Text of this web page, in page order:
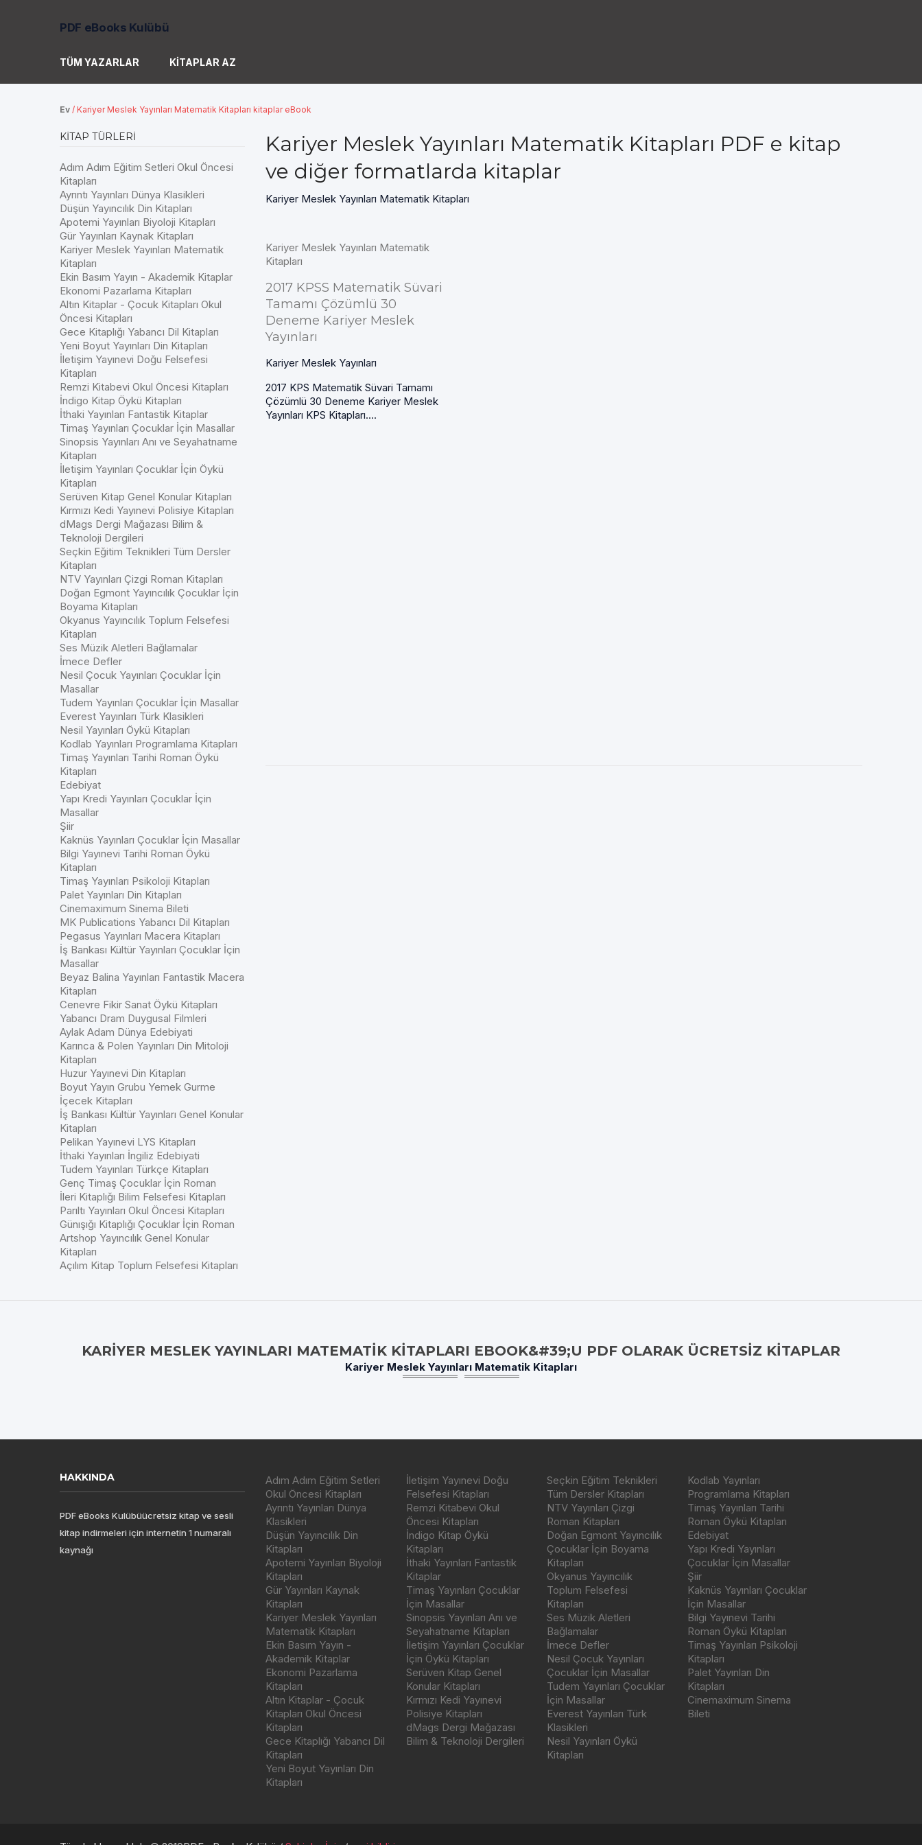
PDF eBooks Kulübü
TÜM YAZARLAR KITAPLAR AZ
Ev / Kariyer Meslek Yayınları Matematik Kitapları kitaplar eBook
KITAP TÜRLERI
Adım Adım Eğitim Setleri Okul Öncesi
Kitapları
Ayrıntı Yayınları Dünya Klasikleri
Düşün Yayıncılık Din Kitapları
Apotemi Yayınları Biyoloji Kitapları
Gür Yayınları Kaynak Kitapları
Kariyer Meslek Yayınları Matematik
Kitapları
Ekin Basım Yayın - Akademik Kitaplar
Ekonomi Pazarlama Kitapları
Altın Kitaplar - Çocuk Kitapları Okul
Öncesi Kitapları
Gece Kitaplığı Yabancı Dil Kitapları
Yeni Boyut Yayınları Din Kitapları
İletişim Yayınevi Doğu Felsefesi
Kitapları
Remzi Kitabevi Okul Öncesi Kitapları
İndigo Kitap Öykü Kitapları
İthaki Yayınları Fantastik Kitaplar
Timaş Yayınları Çocuklar İçin Masallar
Sinopsis Yayınları Anı ve Seyahatname
Kitapları
İletişim Yayınları Çocuklar İçin Öykü
Kitapları
Serüven Kitap Genel Konular Kitapları
Kırmızı Kedi Yayınevi Polisiye Kitapları
dMags Dergi Mağazası Bilim &
Teknoloji Dergileri
Seçkin Eğitim Teknikleri Tüm Dersler
Kitapları
NTV Yayınları Çizgi Roman Kitapları
Doğan Egmont Yayıncılık Çocuklar İçin
Boyama Kitapları
Okyanus Yayıncılık Toplum Felsefesi
Kitapları
Ses Müzik Aletleri Bağlamalar
İmece Defler
Nesil Çocuk Yayınları Çocuklar İçin
Masallar
Tudem Yayınları Çocuklar İçin Masallar
Everest Yayınları Türk Klasikleri
Nesil Yayınları Öykü Kitapları
Kodlab Yayınları Programlama Kitapları
Timaş Yayınları Tarihi Roman Öykü
Kitapları
Edebiyat
Yapı Kredi Yayınları Çocuklar İçin
Masallar
Şiir
Kaknüs Yayınları Çocuklar İçin Masallar
Bilgi Yayınevi Tarihi Roman Öykü
Kitapları
Timaş Yayınları Psikoloji Kitapları
Palet Yayınları Din Kitapları
Cinemaximum Sinema Bileti
MK Publications Yabancı Dil Kitapları
Pegasus Yayınları Macera Kitapları
İş Bankası Kültür Yayınları Çocuklar İçin
Masallar
Beyaz Balina Yayınları Fantastik Macera
Kitapları
Cenevre Fikir Sanat Öykü Kitapları
Yabancı Dram Duygusal Filmleri
Aylak Adam Dünya Edebiyati
Karınca & Polen Yayınları Din Mitoloji
Kitapları
Huzur Yayınevi Din Kitapları
Boyut Yayın Grubu Yemek Gurme
İçecek Kitapları
İş Bankası Kültür Yayınları Genel Konular
Kitapları
Pelikan Yayınevi LYS Kitapları
İthaki Yayınları İngiliz Edebiyati
Tudem Yayınları Türkçe Kitapları
Genç Timaş Çocuklar İçin Roman
İleri Kitaplığı Bilim Felsefesi Kitapları
Parıltı Yayınları Okul Öncesi Kitapları
Günışığı Kitaplığı Çocuklar İçin Roman
Artshop Yayıncılık Genel Konular
Kitapları
Açılım Kitap Toplum Felsefesi Kitapları
Kariyer Meslek Yayınları Matematik Kitapları PDF e kitap
ve diğer formatlarda kitaplar
Kariyer Meslek Yayınları Matematik Kitapları
Kariyer Meslek Yayınları Matematik
Kitapları
2017 KPSS Matematik Süvari
Tamamı Çözümlü 30
Deneme Kariyer Meslek
Yayınları
Kariyer Meslek Yayınları
2017 KPS Matematik Süvari Tamamı
Çözümlü 30 Deneme Kariyer Meslek
Yayınları KPS Kitapları....
KARIYER MESLEK YAYINLARI MATEMATIK KITAPLARI EBOOK&#39;U PDF OLARAK ÜCRETSIZ KITAPLAR
Kariyer Meslek Yayınları Matematik Kitapları
HAKKINDA
PDF eBooks Kulübüücretsiz kitap ve sesli
kitap indirmeleri için internetin 1 numaralı
kaynağı
Adım Adım Eğitim Setleri
Okul Öncesi Kitapları
Ayrıntı Yayınları Dünya
Klasikleri
Düşün Yayıncılık Din
Kitapları
Apotemi Yayınları Biyoloji
Kitapları
Gür Yayınları Kaynak
Kitapları
Kariyer Meslek Yayınları
Matematik Kitapları
Ekin Basım Yayın -
Akademik Kitaplar
Ekonomi Pazarlama
Kitapları
Altın Kitaplar - Çocuk
Kitapları Okul Öncesi
Kitapları
Gece Kitaplığı Yabancı Dil
Kitapları
Yeni Boyut Yayınları Din
Kitapları
İletişim Yayınevi Doğu
Felsefesi Kitapları
Remzi Kitabevi Okul
Öncesi Kitapları
İndigo Kitap Öykü
Kitapları
İthaki Yayınları Fantastik
Kitaplar
Timaş Yayınları Çocuklar
İçin Masallar
Sinopsis Yayınları Anı ve
Seyahatname Kitapları
İletişim Yayınları Çocuklar
İçin Öykü Kitapları
Serüven Kitap Genel
Konular Kitapları
Kırmızı Kedi Yayınevi
Polisiye Kitapları
dMags Dergi Mağazası
Bilim & Teknoloji Dergileri
Seçkin Eğitim Teknikleri
Tüm Dersler Kitapları
NTV Yayınları Çizgi
Roman Kitapları
Doğan Egmont Yayıncılık
Çocuklar İçin Boyama
Kitapları
Okyanus Yayıncılık
Toplum Felsefesi
Kitapları
Ses Müzik Aletleri
Bağlamalar
İmece Defler
Nesil Çocuk Yayınları
Çocuklar İçin Masallar
Tudem Yayınları Çocuklar
İçin Masallar
Everest Yayınları Türk
Klasikleri
Nesil Yayınları Öykü
Kitapları
Kodlab Yayınları
Programlama Kitapları
Timaş Yayınları Tarihi
Roman Öykü Kitapları
Edebiyat
Yapı Kredi Yayınları
Çocuklar İçin Masallar
Şiir
Kaknüs Yayınları Çocuklar
İçin Masallar
Bilgi Yayınevi Tarihi
Roman Öykü Kitapları
Timaş Yayınları Psikoloji
Kitapları
Palet Yayınları Din
Kitapları
Cinemaximum Sinema
Bileti